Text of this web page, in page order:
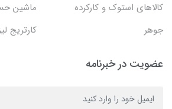
کالاهای استوک و کارکرده
ماشین
جوهر
کارتریج
عضویت در خبرنامه